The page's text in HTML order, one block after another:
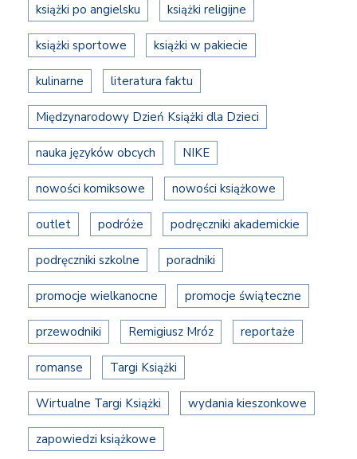
książki po angielsku książki religijne
książki sportowe książki w pakiecie
kulinarne literatura faktu
Międzynarodowy Dzień Książki dla Dzieci
nauka języków obcych NIKE
nowości komiksowe nowości książkowe
outlet podróże podręczniki akademickie
podręczniki szkolne poradniki
promocje wielkanocne promocje świąteczne
przewodniki Remigiusz Mróz reportaże
romanse Targi Książki
Wirtualne Targi Książki wydania kieszonkowe
zapowiedzi książkowe